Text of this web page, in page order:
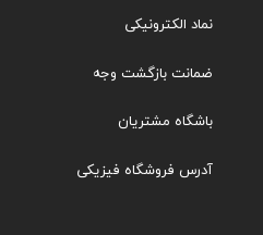
نماد الکترونیکی
ضمانت بازگشت وجه
باشگاه مشتریان
آدرس فروشگاه فیزیکی